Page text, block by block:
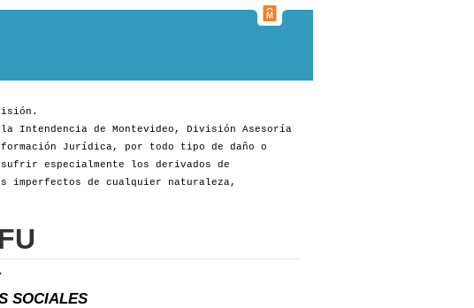
Intendencia de Montevideo, División Asesoría
Jurídica, por todo tipo de daño o
especialmente los derivados de
de cualquier naturaleza,
SOCIALES